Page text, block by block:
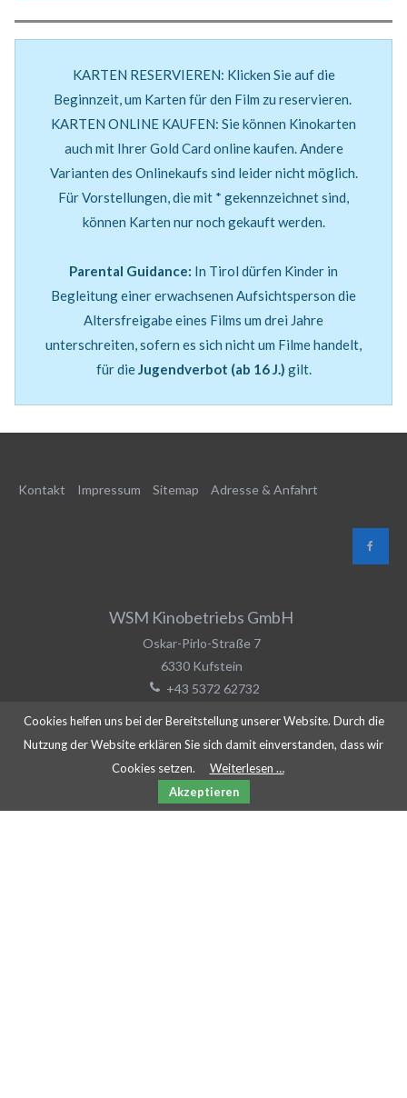
KARTEN RESERVIEREN: Klicken Sie auf die
Beginnzeit, um Karten für den Film zu reservieren.
KARTEN ONLINE KAUFEN: Sie können Kinokarten
auch mit Ihrer Gold Card online kaufen. Andere
Varianten des Onlinekaufs sind leider nicht möglich.
Für Vorstellungen, die mit * gekennzeichnet sind,
können Karten nur noch gekauft werden.
Parental Guidance: In Tirol dürfen Kinder in
Begleitung einer erwachsenen Aufsichtsperson die
Altersfreigabe eines Films um drei Jahre
unterschreiten, sofern es sich nicht um Filme handelt,
für dieJugendverbot (ab 16 J.) gilt.
Kontakt Impressum Sitemap Adresse & Anfahrt
WSM Kinobetriebs GmbH
Oskar-Pirlo-Straße 7
6330 Kufstein
+43 5372 62732
Cookies helfen uns bei der Bereitstellung unserer Website. Durch die
Nutzung der Website erklären Sie sich damit einverstanden, dass wir
Cookies setzen.
Weiterlesen …
Akzeptieren